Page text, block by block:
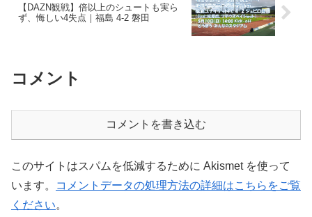
【DAZN観戦】倍以上のシュートも実ら
ず、悔しい4失点｜福島 4-2 磐田
コメント
コメントを書き込む
このサイトはスパムを低減するために Akismet を使って
います。
コメントデータの処理方法の詳細はこちらをご覧
ください。